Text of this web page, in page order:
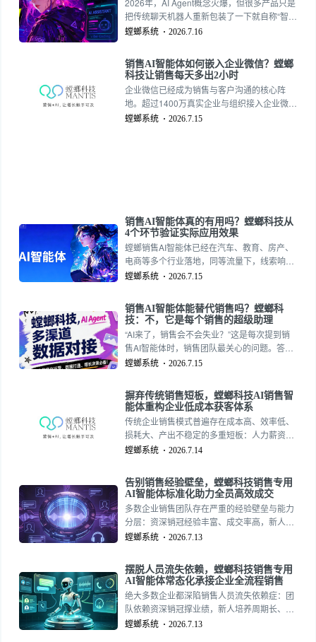
2026年，AI Agent概念火爆，但很多产品只是
把传统聊天机器人重新包装了一下就自称“智能
体”。真正商用级的销售AI智能体必须具备哪些
座，拆解出销售AI智能体的四大核心能力。
螳螂系统 2026.7.16
销售AI智能体如何嵌入企业微信？螳螂
科技让销售每天多出2小时
企业微信已经成为销售与客户沟通的核心阵
地。超过1400万真实企业与组织接入企业微
信，每天通过企业微信服务的微信用户超过7.5
螳螂系统 2026.7.15
销售AI智能体真的有用吗？螳螂科技从
4个环节验证实际应用效果
螳螂销售AI智能体已经在汽车、教育、房产、
电商等多个行业落地，同等流量下，线索响应
速度大幅提升，无人跟进流失率显著下降，成
聘培训人工的高额成本，不是概念，而是可验
证的结果。
螳螂系统 2026.7.15
销售AI智能体能替代销售吗？螳螂科
技：不，它是每个销售的超级助理
“AI来了，销售会不会失业？”这是每次提到销
售AI智能体时，销售团队最关心的问题。答案
很明确：销售AI智能体不会替代销售，但它会
销售AI智能体的定位不是“取代销售”，而是“成
为每个销售的超级助理”。
螳螂系统 2026.7.15
摒弃传统销售短板，螳螂科技AI销售智
能体重构企业低成本获客体系
传统企业销售模式普遍存在成本高、效率低、
损耗大、产出不稳定的多重短板：人力薪资、
招聘培训、团队管理成本居高不下，人工产能
业获客成本逐年攀升，利润空间持续被压缩。
在市场竞争愈发激烈、流量成本持续上涨的当
下，传统人工销售模式早已无法适配企业降本
增效的发展需求。螳螂科技螳螂科技AI销售智
能体，全面摒弃传统销售模式短板，重构企业
低成本、高效率、高回报的全新获客体系。
螳螂系统 2026.7.14
告别销售经验壁垒，螳螂科技销售专用
AI智能体标准化助力全员高效成交
多数企业销售团队存在严重的经验壁垒与能力
分层：资深销冠经验丰富、成交率高，新人销
售话术生疏、不懂需求挖掘、不会处理客户异
其不稳定。优质销售经验无法快速复制，新人
成长周期漫长，团队整体能力难以统一提升，
成为制约企业规模化发展的关键瓶颈。螳螂科
技螳螂科技AI销售智能体，彻底打破销售经验
壁垒，以标准化智能能力赋能全员，实现团队
高效成交。免费智能体试用：15727355390
螳螂系统 2026.7.13
摆脱人员流失依赖，螳螂科技销售专用
AI智能体常态化承接企业全流程销售
绝大多数企业都深陷销售人员流失依赖症：团
队依赖资深销冠撑业绩，新人培养周期长、留
存低，人员离职直接带走客户资源、流失成熟
螳螂系统 2026.7.13